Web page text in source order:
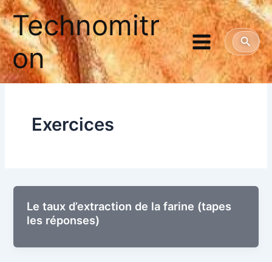
Aller
au
contenu
Technomitr
on
Exercices
Le taux d’extraction de la farine (tapes
les réponses)